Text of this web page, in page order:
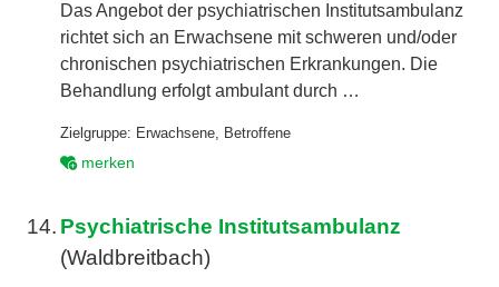
Das Angebot der psychiatrischen Institutsambulanz
richtet sich an Erwachsene mit schweren und/oder
chronischen psychiatrischen Erkrankungen. Die
Behandlung erfolgt ambulant durch …
Zielgruppe: Erwachsene, Betroffene
merken
14. Psychiatrische Institutsambulanz
(Waldbreitbach)